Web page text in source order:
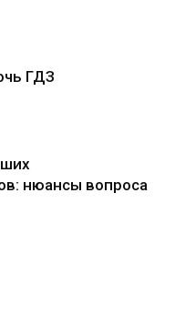
ГДЗ
нюансы вопроса